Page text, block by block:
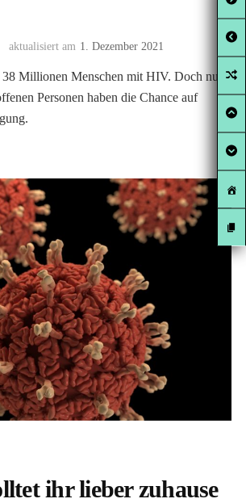
aktualisiert am 1. Dezember 2021
38 Millionen Menschen mit HIV. Doch nur
Personen haben die Chance auf
ihr lieber zuhause